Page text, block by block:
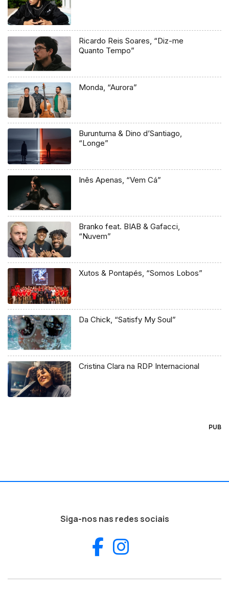
Ricardo Reis Soares, “Diz-me
Quanto Tempo”
Monda, “Aurora”
Buruntuma & Dino d’Santiago,
“Longe”
Inês Apenas, “Vem Cá”
Branko feat. BIAB & Gafacci,
“Nuvem”
Xutos & Pontapés, “Somos Lobos”
Da Chick, “Satisfy My Soul”
Cristina Clara na RDP Internacional
PUB
Siga-nos nas redes sociais
Facebook